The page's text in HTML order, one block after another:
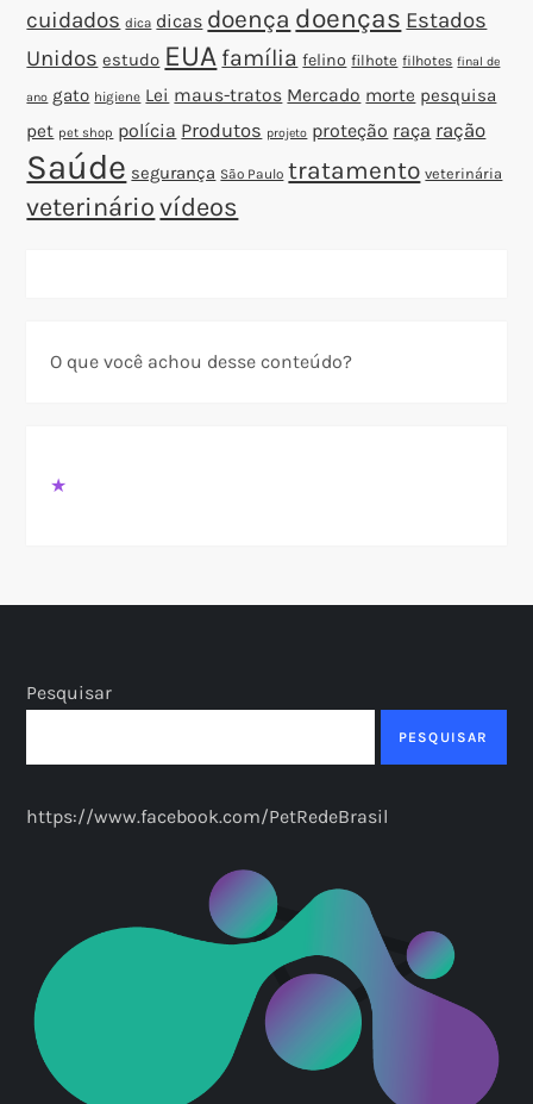
cuidados dica dicas doença doenças Estados
Unidos estudo EUA família felino filhote filhotes final de
ano gato higiene Lei maus-tratos Mercado morte pesquisa
pet pet shop polícia Produtos projeto proteção raça ração
Saúde segurança São Paulo tratamento veterinária
veterinário vídeos
O que você achou desse conteúdo?
★
Pesquisar
PESQUISAR
https://www.facebook.com/PetRedeBrasil